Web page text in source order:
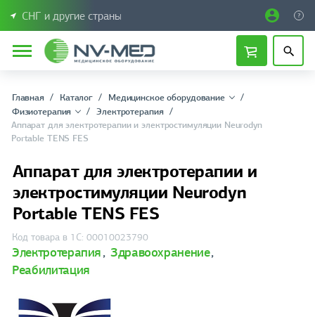
СНГ и другие страны
Главная Каталог
Медицинское оборудование
Физиотерапия
Электротерапия
Аппарат для электротерапии и электростимуляции Neurodyn
Portable TENS FES
Аппарат для электротерапии и
электростимуляции Neurodyn
Portable TENS FES
Код товара в 1С: 00010023790
Электротерапия, Здравоохранение,
Реабилитация